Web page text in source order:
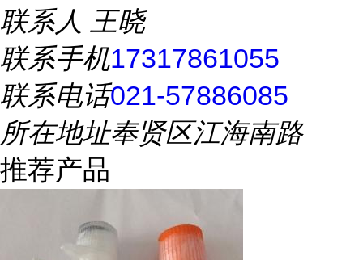
联系人 王晓
联系手机17317861055
联系电话021-57886085
所在地址奉贤区江海南路
推荐产品